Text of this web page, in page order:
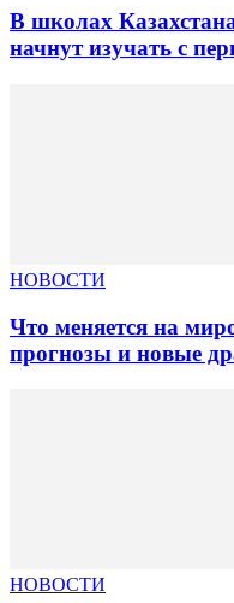
В школах
начнут изучать с
НОВОСТИ
Что меняется на
прогнозы и новые
НОВОСТИ